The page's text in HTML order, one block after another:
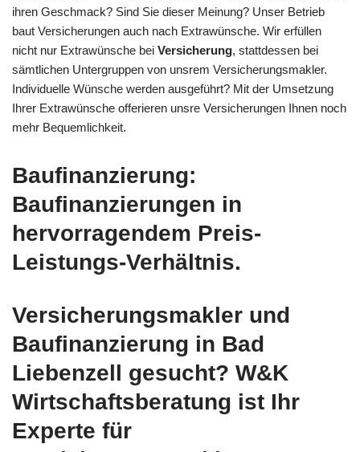
ihren Geschmack? Sind Sie dieser Meinung? Unser Betrieb
baut Versicherungen auch nach Extrawünsche. Wir erfüllen
nicht nur Extrawünsche bei Versicherung, stattdessen bei
sämtlichen Untergruppen von unsrem Versicherungsmakler.
Individuelle Wünsche werden ausgeführt? Mit der Umsetzung
Ihrer Extrawünsche offerieren unsre Versicherungen Ihnen noch
mehr Bequemlichkeit.
Baufinanzierung:
Baufinanzierungen in
hervorragendem Preis-
Leistungs-Verhältnis.
Versicherungsmakler und
Baufinanzierung in Bad
Liebenzell gesucht? W&K
Wirtschaftsberatung ist Ihr
Experte für